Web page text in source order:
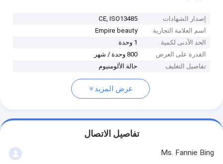
إصدار الشهادات
CE, ISO13485
اسم العلامة التجارية
Empire beauty
الحد الأدنى لكمية
1 وحدة
القدرة على العرض
800 وحدة / شهر
تفاصيل التغليف
حالة الألومنيوم
عرض المزيد
تفاصيل الاتصال
Ms. Fannie Bing